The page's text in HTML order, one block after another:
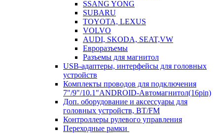
SSANG YONG
SUBARU
TOYOTA, LEXUS
VOLVO
AUDI, SKODA, SEAT,VW
Евроразъемы
Разъемы для магнитол
USB-адаптеры, интерфейсы для головных
устройств
Комплекты проводов для подключения
7"/9"/10.1"ANDROID-Автомагнитол(16pin)
Доп. оборудование и аксессуары для
головных устройств, BT/FM
Контроллеры рулевого управления
Переходные рамки